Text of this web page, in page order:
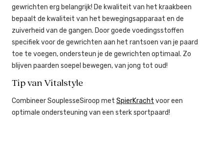
gewrichten erg belangrijk! De kwaliteit van het kraakbeen
bepaalt de kwaliteit van het bewegingsapparaat en de
zuiverheid van de gangen. Door goede voedingsstoffen
specifiek voor de gewrichten aan het rantsoen van je paard
toe te voegen, ondersteun je de gewrichten optimaal. Zo
blijven paarden soepel bewegen, van jong tot oud!
Tip van Vitalstyle
Combineer SouplesseSiroop met SpierKracht voor een
optimale ondersteuning van een sterk sportpaard!